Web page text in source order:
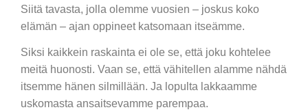
Siitä tavasta, jolla olemme vuosien – joskus koko
elämän – ajan oppineet katsomaan itseämme.
Siksi kaikkein raskainta ei ole se, että joku kohtelee
meitä huonosti. Vaan se, että vähitellen alamme nähdä
itsemme hänen silmillään. Ja lopulta lakkaamme
uskomasta ansaitsevamme parempaa.